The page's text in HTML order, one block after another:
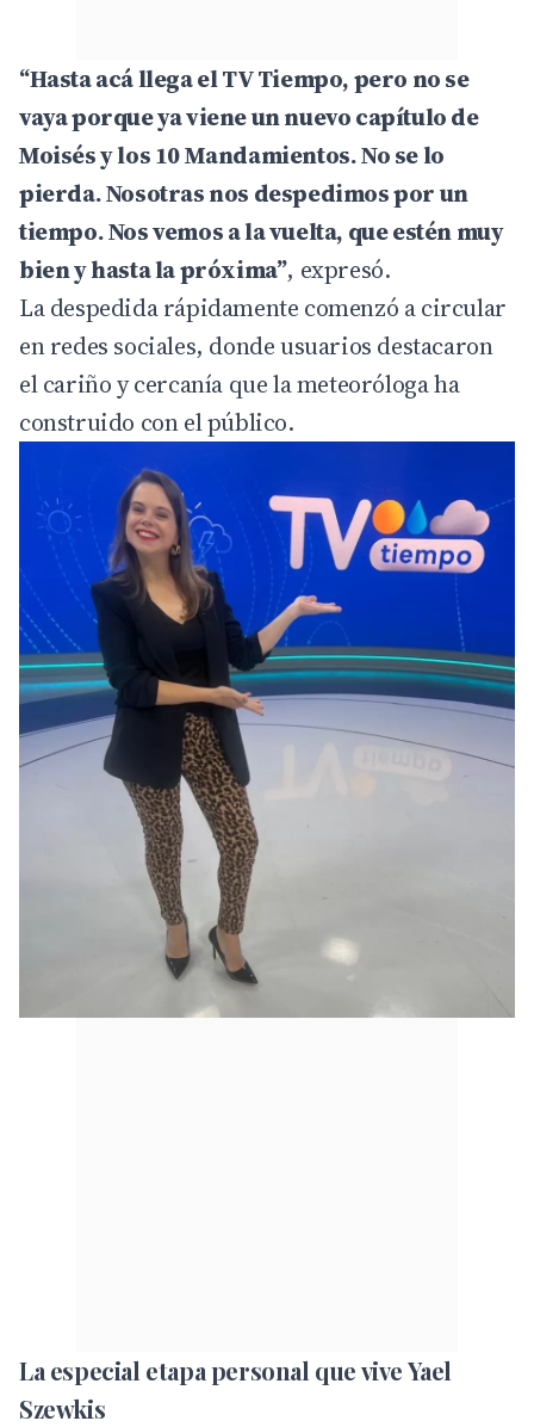
“Hasta acá llega el TV Tiempo, pero no se
vaya porque ya viene un nuevo capítulo de
Moisés y los 10 Mandamientos. No se lo
pierda. Nosotras nos despedimos por un
tiempo. Nos vemos a la vuelta, que estén muy
bien y hasta la próxima”, expresó.
La despedida rápidamente comenzó a circular
en redes sociales, donde usuarios destacaron
el cariño y cercanía que la meteoróloga ha
construido con el público.
La especial etapa personal que vive Yael
Szewkis